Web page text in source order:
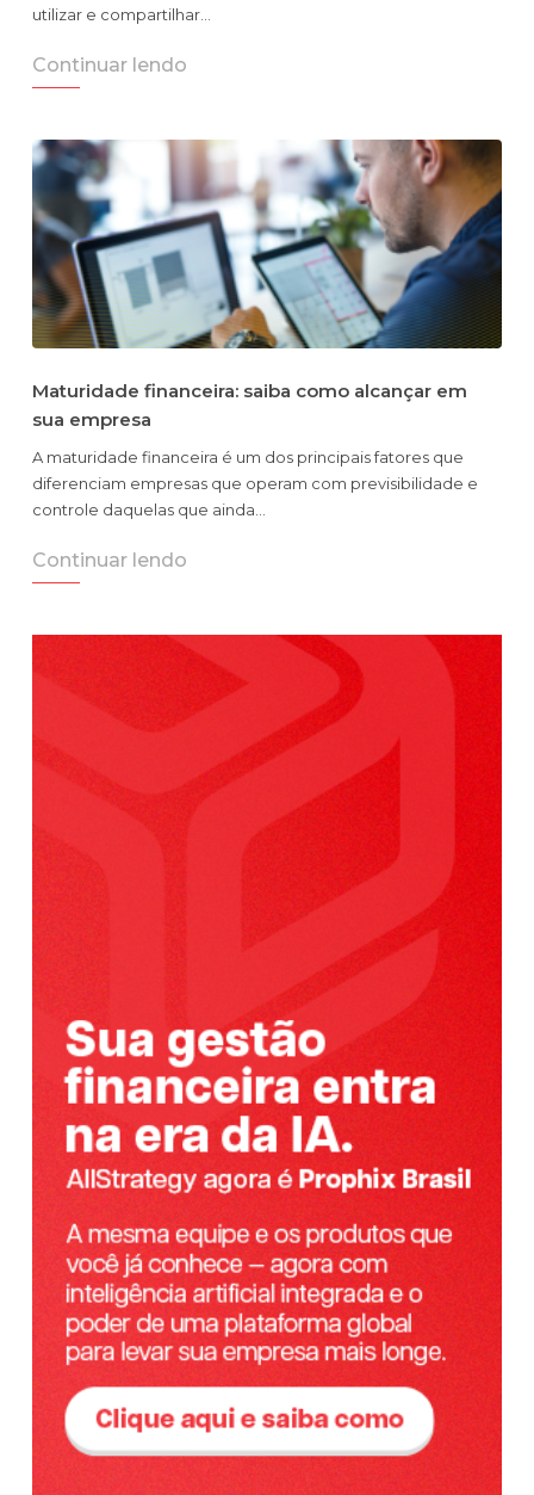
utilizar e compartilhar…
Continuar lendo
Maturidade financeira: saiba como alcançar em
sua empresa
A maturidade financeira é um dos principais fatores que
diferenciam empresas que operam com previsibilidade e
controle daquelas que ainda…
Continuar lendo